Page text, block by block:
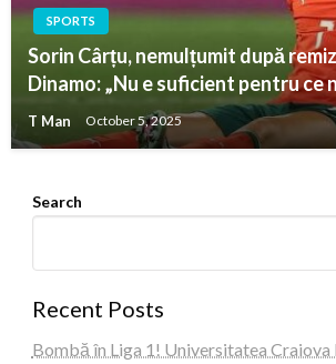
SPORTS
Sorin Cârțu, nemulțumit după
Dinamo: „Nu e suficient pentru ce
T Man October 5, 2025
Search
Recent Posts
Bombă în Liga 1! Universitatea Craiova